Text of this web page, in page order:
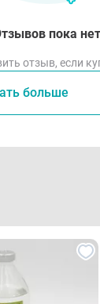
пока нет
отзыв, если
больше